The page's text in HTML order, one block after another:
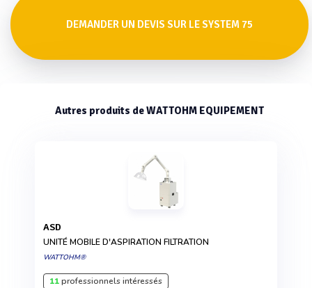
DEMANDER UN DEVIS SUR LE SYSTEM 75
Autres produits de WATTOHM EQUIPEMENT
ASD
UNITÉ MOBILE D'ASPIRATION FILTRATION
WATTOHM®
11professionnels intéressés